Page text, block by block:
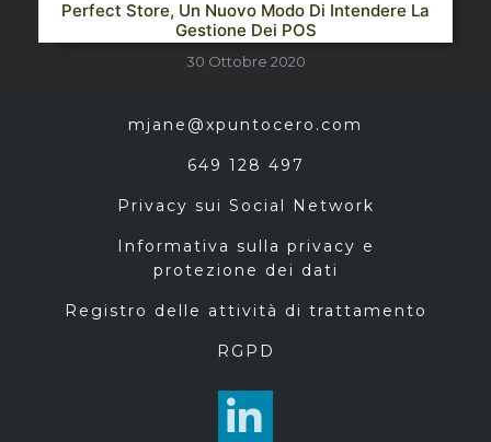
Perfect Store, Un Nuovo Modo Di Intendere La
Gestione Dei POS
30 Ottobre 2020
mjane@xpuntocero.com
649 128 497
Privacy sui Social Network
Informativa sulla privacy e
protezione dei dati
Registro delle attività di trattamento
RGPD